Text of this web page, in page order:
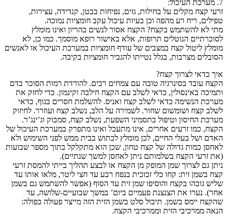
7. מערכת העיכול:
זרעי קצח מקלים על בחילות, גזים, נפיחות בבטן, קנדידה, עצירות,
טפילים, ריח רע מהפה וכן בעיות עיכול עקב חומציות נמוכה.
מתי לא להשתמש בקצח? הקצח אסור לנשים בהריון ואינו מומלץ
לסוכרתיים הנוטלים תרופות, אלא באישור רופא מוסמך. כמו כן, לא
מומלץ ליטול קצח במצבים של עודף חומציות במערכת העיכול או לאנשים
הסובלים מצרבות, בגלל נטייתו להגביר חומציות בקיבה.
איך כדאי לצרוך קצח?
הקצח עובד בסינרגיה טובה עם צמחים רבים. להורדת רמות הסוכר בדם
ותמיכה באינסולין, כדאי לשלב עם הקצח חילבה וקינמון. כדי לחזק את
מערכת הנשימה כדאי לשלב קצח ואניס. להשלמת חסרים בגוף, כדאי
לשלב קצח ושומשום שחור. לשמירה על הלב, נשלב קצח ועוזרר. לחיזוק
מערכת החיסון וטיפול בתסמיני השפעת, נשלב קצח, סמבוק וג’ינג’ר.
הקצח, כמו זרעים אחרים, אינו מתעכל ואינו מתפרק במערכת העיכול של
האדם ושל בעלי החיים, לכן מומלץ לכתוש בבית ממש לפני השימוש ולא
לאחסן כמות גדולה של קצח טחון, שכן הוא מתקלקל בתוך מספר שבועות
(את זרעי הקצח בשלמותם ניתן לאחסן למשך שנתיים).
ניתן גם לצרוך שמן המופק מן הקצח או לבצע תהליך בייתי להמסת זרעי
קצח בשמן זית: קחו כלי זכוכית בנפח רבע עד חצי ליטר, מלאו אותו עד
שליש גובהו בקצח והוסיפו שמן זית עד הסוף (אפשר להשתמש גם בשמן
אחר). נערו את הצנצנת פעמיים ביום’ במשך שבועיים-שלושה, עד
שהקצח יימס בשמן. תיבול סלט בשמן הזית הזה מייצר פעולה כפולה:
הנאה ממרכיבי הזית וממרכיבי הקצח.